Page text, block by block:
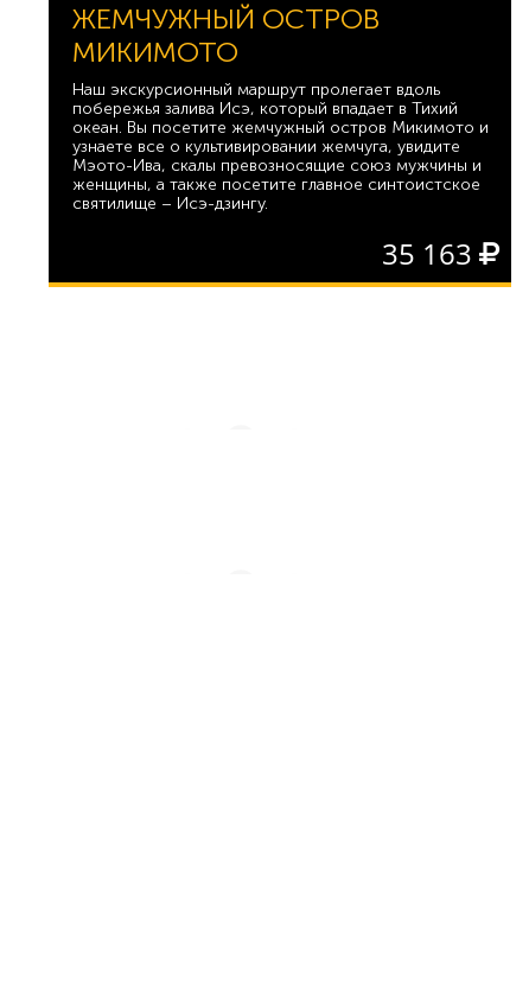
ЖЕМЧУЖНЫЙ ОСТРОВ
МИКИМОТО
Наш экскурсионный маршрут пролегает вдоль
побережья залива Исэ, который впадает в Тихий
океан. Вы посетите жемчужный остров Микимото и
узнаете все о культивировании жемчуга, увидите
Мэото-Ива, скалы превозносящие союз мужчины и
женщины, а также посетите главное синтоистское
святилище – Исэ-дзингу.
35 163